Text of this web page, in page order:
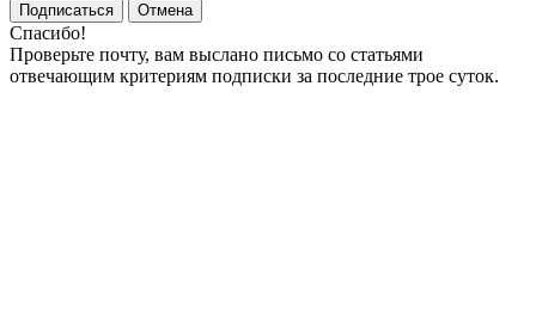
Подписаться
Отмена
Спасибо!
Проверьте почту, вам выслано письмо со статьями
отвечающим критериям подписки за последние трое суток.